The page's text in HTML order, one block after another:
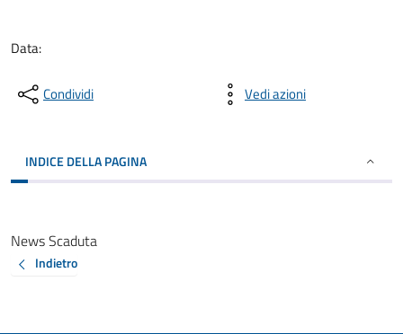
Data:
Condividi Vedi azioni
INDICE DELLA PAGINA
News Scaduta
Indietro